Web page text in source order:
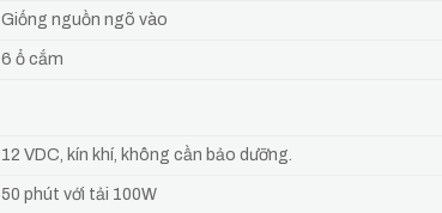
Giống nguồn ngõ vào
6 ổ cắm
12 VDC, kín khí, không cần bảo dưỡng.
50 phút với tải 100W